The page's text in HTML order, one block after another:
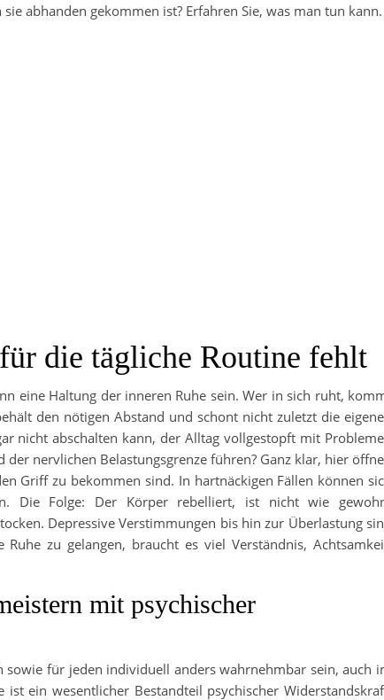
abhanden gekommen ist? Erfahren Sie, was man tun kann.
die tägliche Routine fehlt
eine Haltung der inneren Ruhe sein. Wer in sich ruht,
den nötigen Abstand und schont nicht zuletzt die
nicht abschalten kann, der Alltag vollgestopft mit
nervlichen Belastungsgrenze führen? Ganz klar, hier
Griff zu bekommen sind. In hartnäckigen Fällen können
Die Folge: Der Körper rebelliert, ist nicht wie
Depressive Verstimmungen bis hin zur Überlastung
zu gelangen, braucht es viel Verständnis,
mit psychischer
für jeden individuell anders wahrnehmbar sein, auch
ein wesentlicher Bestandteil psychischer